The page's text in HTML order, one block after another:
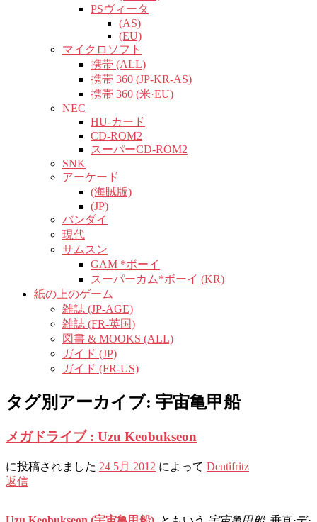
PSヴィータ
(AS)
(EU)
マイクロソフト
携帯 (ALL)
携帯 360 (JP-KR-AS)
携帯 360 (米·EU)
NEC
HU-カード
CD-ROM2
スーパーCD-ROM2
SNK
アーケード
(海賊版)
(JP)
バンダイ
現代
サムスン
GAM *ボーイ
スーパーカム*ボーイ (KR)
紙の上のゲーム
雑誌 (JP-AGE)
雑誌 (FR-英国)
図書 & MOOKS (ALL)
ガイド (JP)
ガイド (FR-US)
タグ別アーカイブ: 宇宙亀甲船
メガドライブ : Uzu Keobukseon
に投稿されました 24 5月 2012 によって Dentifritz
返信